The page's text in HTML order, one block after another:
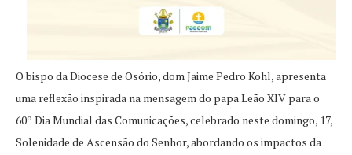
O bispo da Diocese de Osório, dom Jaime Pedro Kohl, apresenta
uma reflexão inspirada na mensagem do papa Leão XIV para o
60º Dia Mundial das Comunicações, celebrado neste domingo, 17,
Solenidade de Ascensão do Senhor, abordando os impactos da